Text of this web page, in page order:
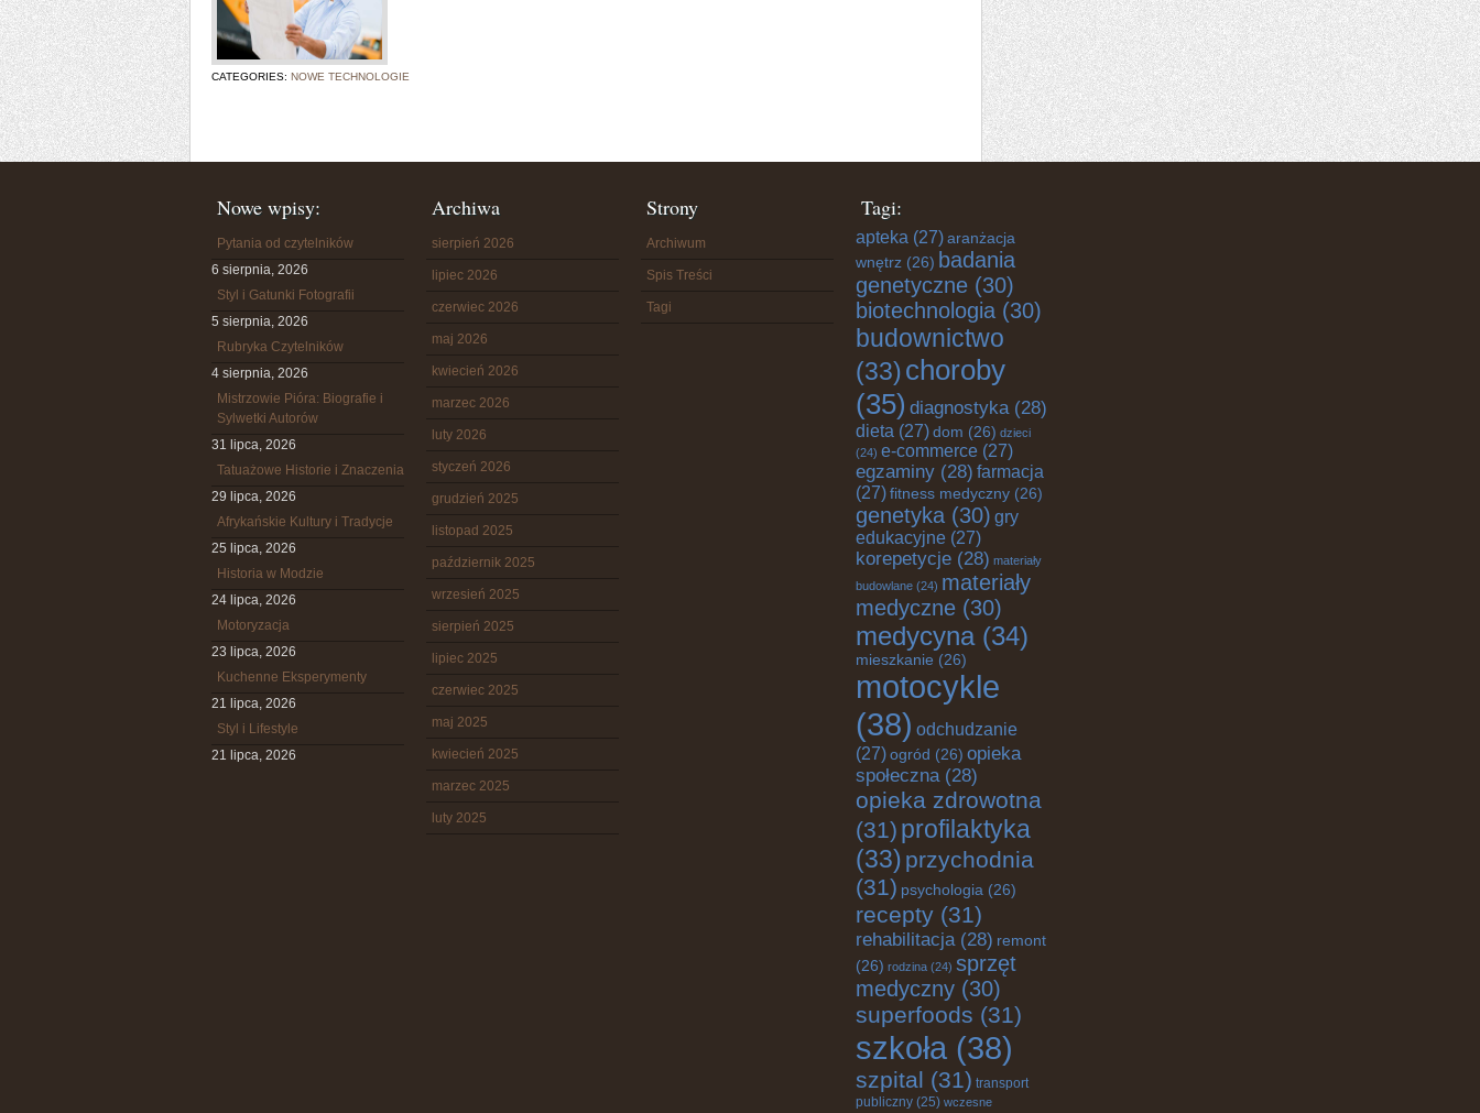
CATEGORIES: NOWE TECHNOLOGIE
Nowe wpisy:
Pytania od czytelników
6 sierpnia, 2026
Styl i Gatunki Fotografii
5 sierpnia, 2026
Rubryka Czytelników
4 sierpnia, 2026
Mistrzowie Pióra: Biografie i
Sylwetki Autorów
31 lipca, 2026
Tatuażowe Historie i Znaczenia
29 lipca, 2026
Afrykańskie Kultury i Tradycje
25 lipca, 2026
Historia w Modzie
24 lipca, 2026
Motoryzacja
23 lipca, 2026
Kuchenne Eksperymenty
21 lipca, 2026
Styl i Lifestyle
21 lipca, 2026
Archiwa
sierpień 2026
lipiec 2026
czerwiec 2026
maj 2026
kwiecień 2026
marzec 2026
luty 2026
styczeń 2026
grudzień 2025
listopad 2025
październik 2025
wrzesień 2025
sierpień 2025
lipiec 2025
czerwiec 2025
maj 2025
kwiecień 2025
marzec 2025
luty 2025
Strony
Archiwum
Spis Treści
Tagi
Tagi:
apteka (27) aranżacja
wnętrz (26) badania
genetyczne (30)
biotechnologia (30)
budownictwo
(33)choroby
(35) diagnostyka(28)
dieta (27) dom (26) dzieci
(24) e-commerce (27)
egzaminy (28) farmacja
(27) fitness medyczny (26)
genetyka (30) gry
edukacyjne (27)
korepetycje (28) materiały
budowlane (24) materiały
medyczne (30)
medycyna(34)
mieszkanie (26)
motocykle
(38) odchudzanie
(27) ogród (26) opieka
społeczna(28)
opieka zdrowotna
(31) profilaktyka
(33) przychodnia
(31) psychologia (26)
recepty (31)
rehabilitacja(28) remont
(26) rodzina (24) sprzęt
medyczny (30)
superfoods (31)
szkoła (38)
szpital (31) transport
publiczny (25) wczesne